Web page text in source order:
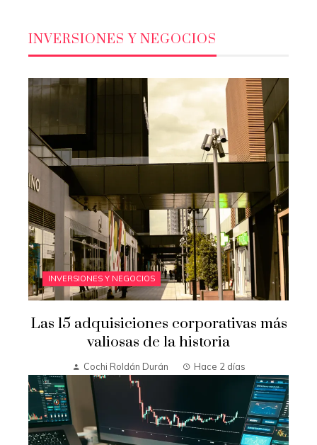
INVERSIONES Y NEGOCIOS
INVERSIONES Y NEGOCIOS
Las 15 adquisiciones corporativas más
valiosas de la historia
Cochi Roldán Durán Hace 2 días